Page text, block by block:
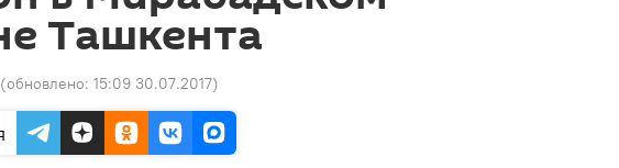
Ташкента
(обновлено: 15:09 30.07.2017)